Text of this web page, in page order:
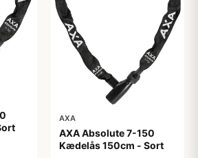
AXA
AXA Absolute 7-150
Kædelås 150cm - Sort